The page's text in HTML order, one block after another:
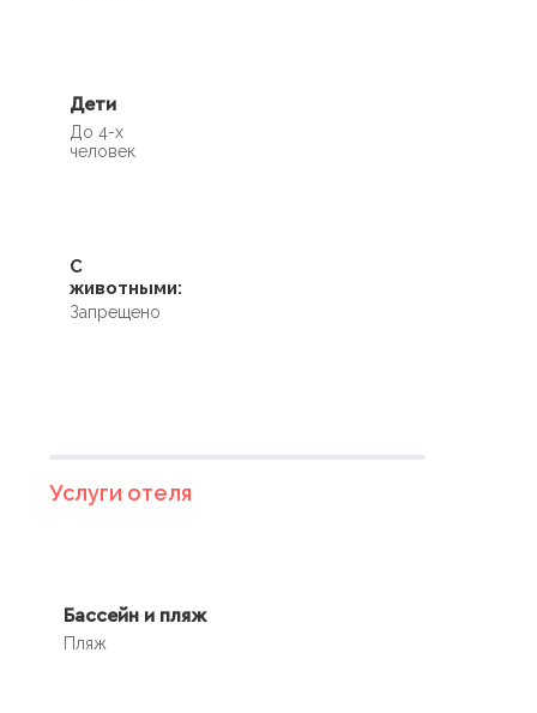
Дети
До 4-х
человек
С
животными:
Запрещено
Услуги отеля
Бассейн и пляж
Пляж